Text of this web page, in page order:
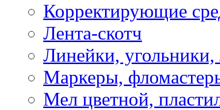
Корректирующие
Лента-скотч
Линейки, угольники,
Маркеры,
Мел цветной,